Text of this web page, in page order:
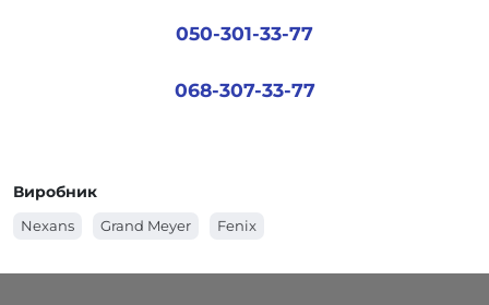
050-301-33-77
068-307-33-77
Виробник
Nexans Grand Meyer Fenix